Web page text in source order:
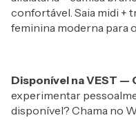
confortável. Saia midi
feminina moderna para
Disponível na VEST —
experimentar
disponível? Chama no